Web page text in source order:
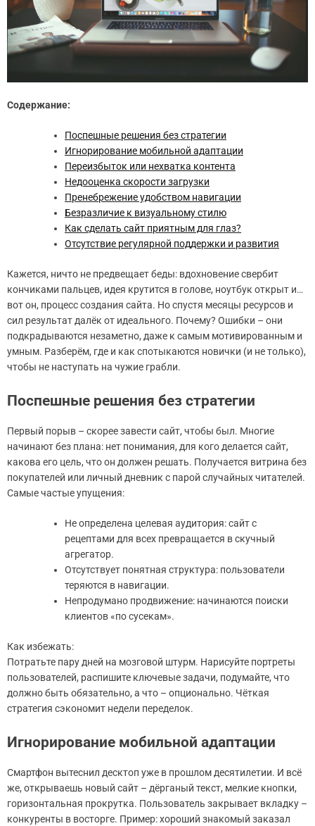
Содержание:
Поспешные решения без стратегии
Игнорирование мобильной адаптации
Переизбыток или нехватка контента
Недооценка скорости загрузки
Пренебрежение удобством навигации
Безразличие к визуальному стилю
Как сделать сайт приятным для глаз?
Отсутствие регулярной поддержки и развития
Кажется, ничто не предвещает беды: вдохновение свербит
кончиками пальцев, идея крутится в голове, ноутбук открыт и…
вот он, процесс создания сайта. Но спустя месяцы ресурсов и
сил результат далёк от идеального. Почему? Ошибки – они
подкрадываются незаметно, даже к самым мотивированным и
умным. Разберём, где и как спотыкаются новички (и не только),
чтобы не наступать на чужие грабли.
Поспешные решения без стратегии
Первый порыв – скорее завести сайт, чтобы был. Многие
начинают без плана: нет понимания, для кого делается сайт,
какова его цель, что он должен решать. Получается витрина без
покупателей или личный дневник с парой случайных читателей.
Самые частые упущения:
Не определена целевая аудитория: сайт с
рецептами для всех превращается в скучный
агрегатор.
Отсутствует понятная структура: пользователи
теряются в навигации.
Непродумано продвижение: начинаются поиски
клиентов «по сусекам».
Как избежать:
Потратьте пару дней на мозговой штурм. Нарисуйте портреты
пользователей, распишите ключевые задачи, подумайте, что
должно быть обязательно, а что – опционально. Чёткая
стратегия сэкономит недели переделок.
Игнорирование мобильной адаптации
Смартфон вытеснил десктоп уже в прошлом десятилетии. И всё
же, открываешь новый сайт – дёрганый текст, мелкие кнопки,
горизонтальная прокрутка. Пользователь закрывает вкладку –
конкуренты в восторге. Пример: хороший знакомый заказал